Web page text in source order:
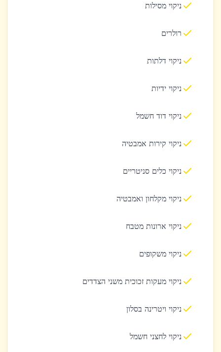
ניקוי מסילות
רולרים
ניקוי דלתות
ניקוי ידיות
ניקוי דוד חשמל
ניקוי קירות אמבטיה
ניקוי כלים סניטריים
ניקוי מקלחון ואמבטיה
ניקוי ארונות מטבח
ניקוי משקופים
ניקוי מעקות זכוכית משני הצדדים
ניקוי ויטרינה בסלון
ניקוי לחצני חשמל